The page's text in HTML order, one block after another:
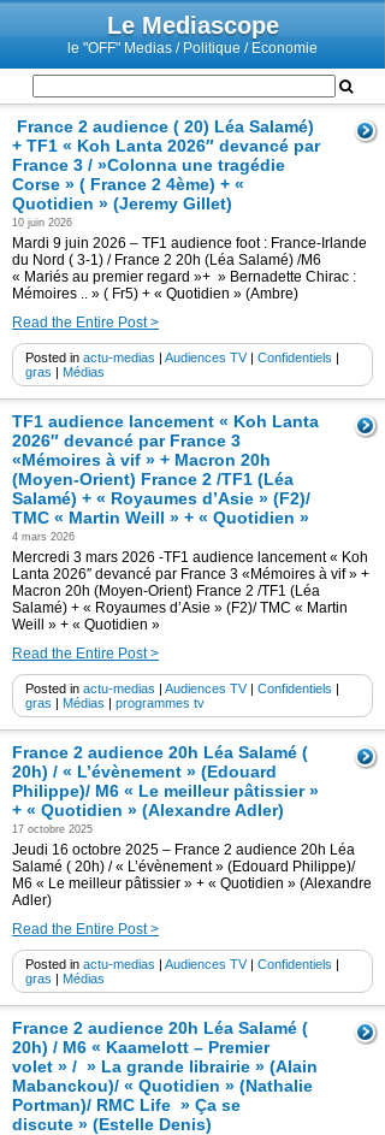
Le Mediascope
le "OFF" Medias / Politique / Economie
France 2 audience ( 20) Léa Salamé)
+ TF1 « Koh Lanta 2026″ devancé par
France 3 / »Colonna une tragédie
Corse » ( France 2 4ème) + «
Quotidien » (Jeremy Gillet)
10 juin 2026
Mardi 9 juin 2026 – TF1 audience foot : France-Irlande
du Nord ( 3-1) / France 2 20h (Léa Salamé) /M6
« Mariés au premier regard »+ » Bernadette Chirac :
Mémoires .. » ( Fr5) + « Quotidien » (Ambre)
Read the Entire Post >
Posted in actu-medias | Audiences TV| Confidentiels |
gras | Médias
TF1 audience lancement « Koh Lanta
2026″ devancé par France 3
«Mémoires à vif » + Macron 20h
(Moyen-Orient) France 2 /TF1 (Léa
Salamé) + « Royaumes d’Asie » (F2)/
TMC « Martin Weill » + « Quotidien »
4 mars 2026
Mercredi 3 mars 2026 -TF1 audience lancement « Koh
Lanta 2026″ devancé par France 3 «Mémoires à vif » +
Macron 20h (Moyen-Orient) France 2 /TF1 (Léa
Salamé) + « Royaumes d’Asie » (F2)/ TMC « Martin
Weill » + « Quotidien »
Read the Entire Post >
Posted in actu-medias | Audiences TV| Confidentiels |
gras | Médias | programmes tv
France 2 audience 20h Léa Salamé (
20h) / « L’évènement » (Edouard
Philippe)/ M6 « Le meilleur pâtissier »
+ « Quotidien » (Alexandre Adler)
17 octobre 2025
Jeudi 16 octobre 2025 – France 2 audience 20h Léa
Salamé ( 20h) / « L’évènement » (Edouard Philippe)/
M6 « Le meilleur pâtissier » + « Quotidien » (Alexandre
Adler)
Read the Entire Post >
Posted in actu-medias | Audiences TV| Confidentiels |
gras | Médias
France 2 audience 20h Léa Salamé (
20h) / M6 « Kaamelott – Premier
volet » / » La grande librairie » (Alain
Mabanckou)/ « Quotidien » (Nathalie
Portman)/ RMC Life » Ça se
discute » (Estelle Denis)